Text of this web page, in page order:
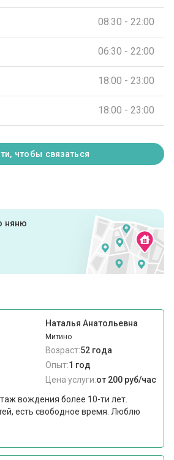
08:30 - 22:00
06:30 - 22:00
18:00 - 23:00
18:00 - 23:00
чтобы связаться
няню
Наталья Анатольевна
Митино
Возраст:52 года
Опыт:1 год
Цена услуги:от 200 руб/час
вождения более 10-ти лет.
есть свободное время. Люблю